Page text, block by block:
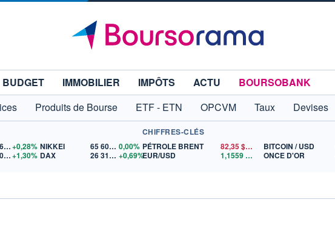
BUDGET IMMOBILIER IMPÔTS ACTU
BOURSOBANK
Produits de Bourse ETF - ETN OPCVM Taux Devises
54 036,93+0,28%
26 690,62+1,30%
NIKKEI 65 606,71 0,00%
DAX
26 319,45 +0,69%
CHIFFRES-CLÉS
PÉTROLE BRENT
82,35$US
EUR/USD
1,1559
BITCOIN / USD
ONCE D'OR